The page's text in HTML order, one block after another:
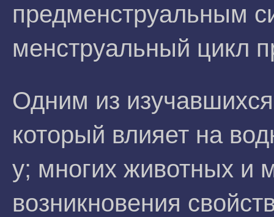
предменструальным
менструальный цикл
Одним из
который влияет на
у; многих животных и
возникновения